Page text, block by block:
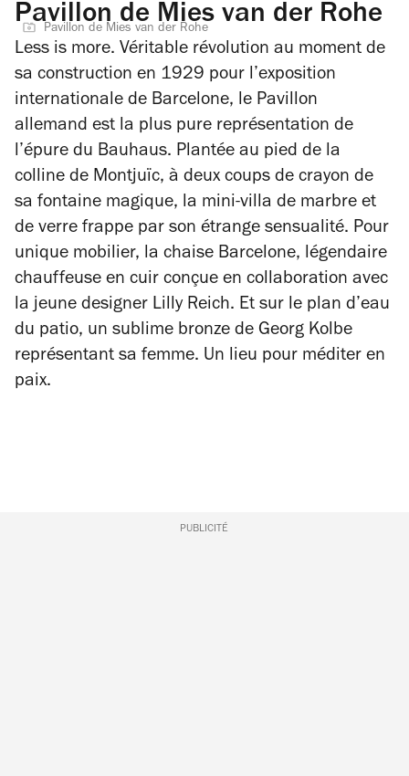
Pavillon de Mies van der Rohe
Pavillon de Mies van der Rohe
Less is more. Véritable révolution au moment de
sa construction en 1929 pour l’exposition
internationale de Barcelone, le Pavillon
allemand est la plus pure représentation de
l’épure du Bauhaus. Plantée au pied de la
colline de Montjuïc, à deux coups de crayon de
sa fontaine magique, la mini-villa de marbre et
de verre frappe par son étrange sensualité. Pour
unique mobilier, la chaise Barcelone, légendaire
chauffeuse en cuir conçue en collaboration avec
la jeune designer Lilly Reich. Et sur le plan d’eau
du patio, un sublime bronze de Georg Kolbe
représentant sa femme. Un lieu pour méditer en
paix.
PUBLICITÉ